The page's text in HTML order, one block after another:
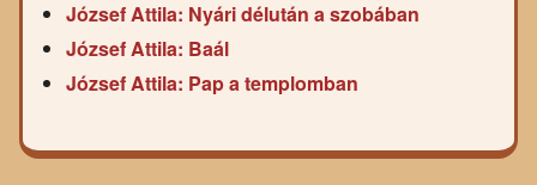
József Attila: Nyári délután a szobában
József Attila: Baál
József Attila: Pap a templomban